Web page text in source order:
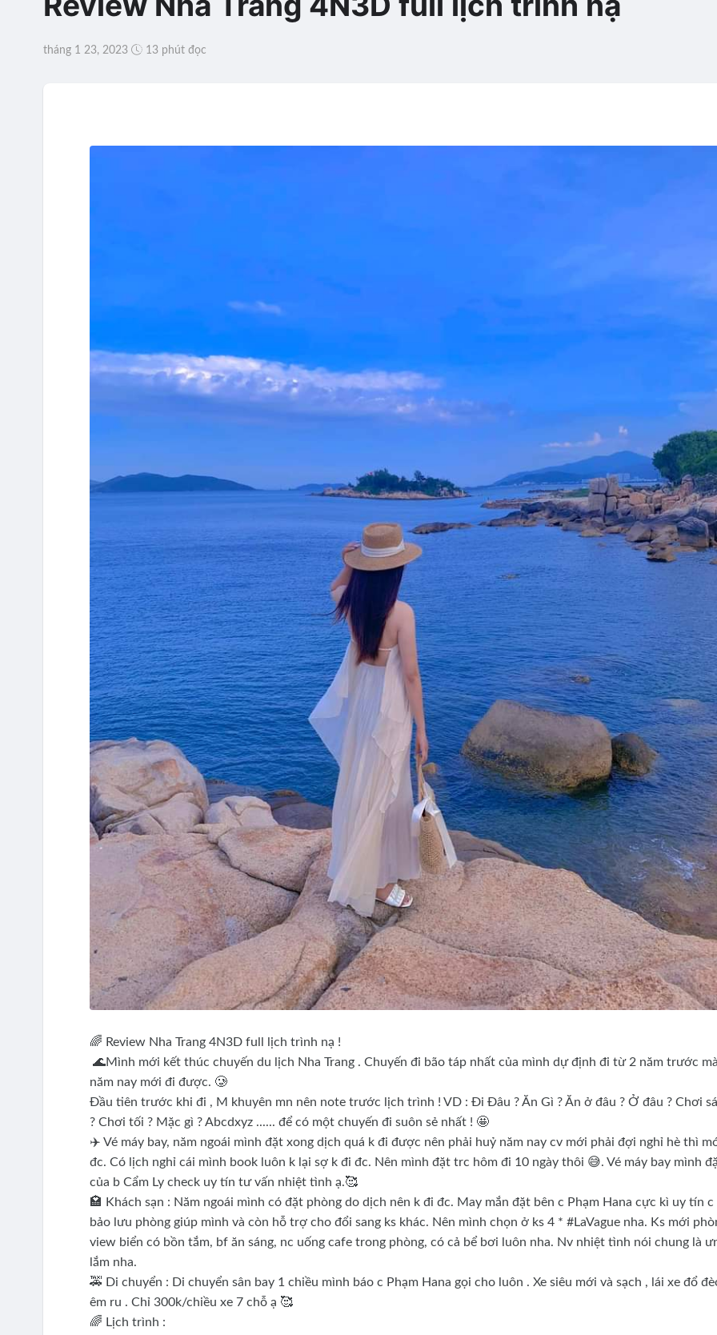
tháng 1 23, 2023 13 phút đọc
🌈 Review Nha Trang 4N3D full lịch trình nạ !
🌊Mình mới kết thúc chuyến du lịch Nha Trang . Chuyến đi bão táp nhất của mình dự định đi từ 2 năm trước
năm nay mới đi được. 🥲
Đầu tiên trước khi đi , M khuyên mn nên note trước lịch trình ! VD : Đi Đâu ? Ăn Gì ? Ăn ở đâu ? Ở đâu ? Chơi
? Chơi tối ? Mặc gì ? Abcdxyz ...... để có một chuyến đi suôn sẻ nhất ! 🤩
✈️ Vé máy bay, năm ngoái mình đặt xong dịch quá k đi được nên phải huỷ năm nay cv mới phải đợi nghỉ hè thì
đc. Có lịch nghỉ cái mình book luôn k lại sợ k đi đc. Nên mình đặt trc hôm đi 10 ngày thôi 😅. Vé máy bay mình
của b Cẩm Ly check uy tín tư vấn nhiệt tình ạ.🥰
🏩 Khách sạn : Năm ngoái mình có đặt phòng do dịch nên k đi đc. May mắn đặt bên c Phạm Hana cực kì uy tín c
bảo lưu phòng giúp mình và còn hỗ trợ cho đổi sang ks khác. Nên mình chọn ở ks 4 * #LaVague nha. Ks mới
view biển có bồn tắm, bf ăn sáng, nc uống cafe trong phòng, có cả bể bơi luôn nha. Nv nhiệt tình nói chung là
lắm nha.
🚕 Di chuyển : Di chuyển sân bay 1 chiều mình báo c Phạm Hana gọi cho luôn . Xe siêu mới và sạch , lái xe đổ
êm ru . Chỉ 300k/chiều xe 7 chỗ ạ 🥰
🌈 Lịch trình :